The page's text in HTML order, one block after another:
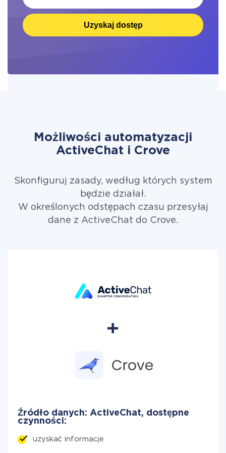
Uzyskaj dostęp
Możliwości automatyzacji
ActiveChat i Crove
Skonfiguruj zasady, według których system
będzie działał.
W określonych odstępach czasu przesyłaj
dane z ActiveChat do Crove.
Źródło danych: ActiveChat, dostępne
czynności:
uzyskać informacje